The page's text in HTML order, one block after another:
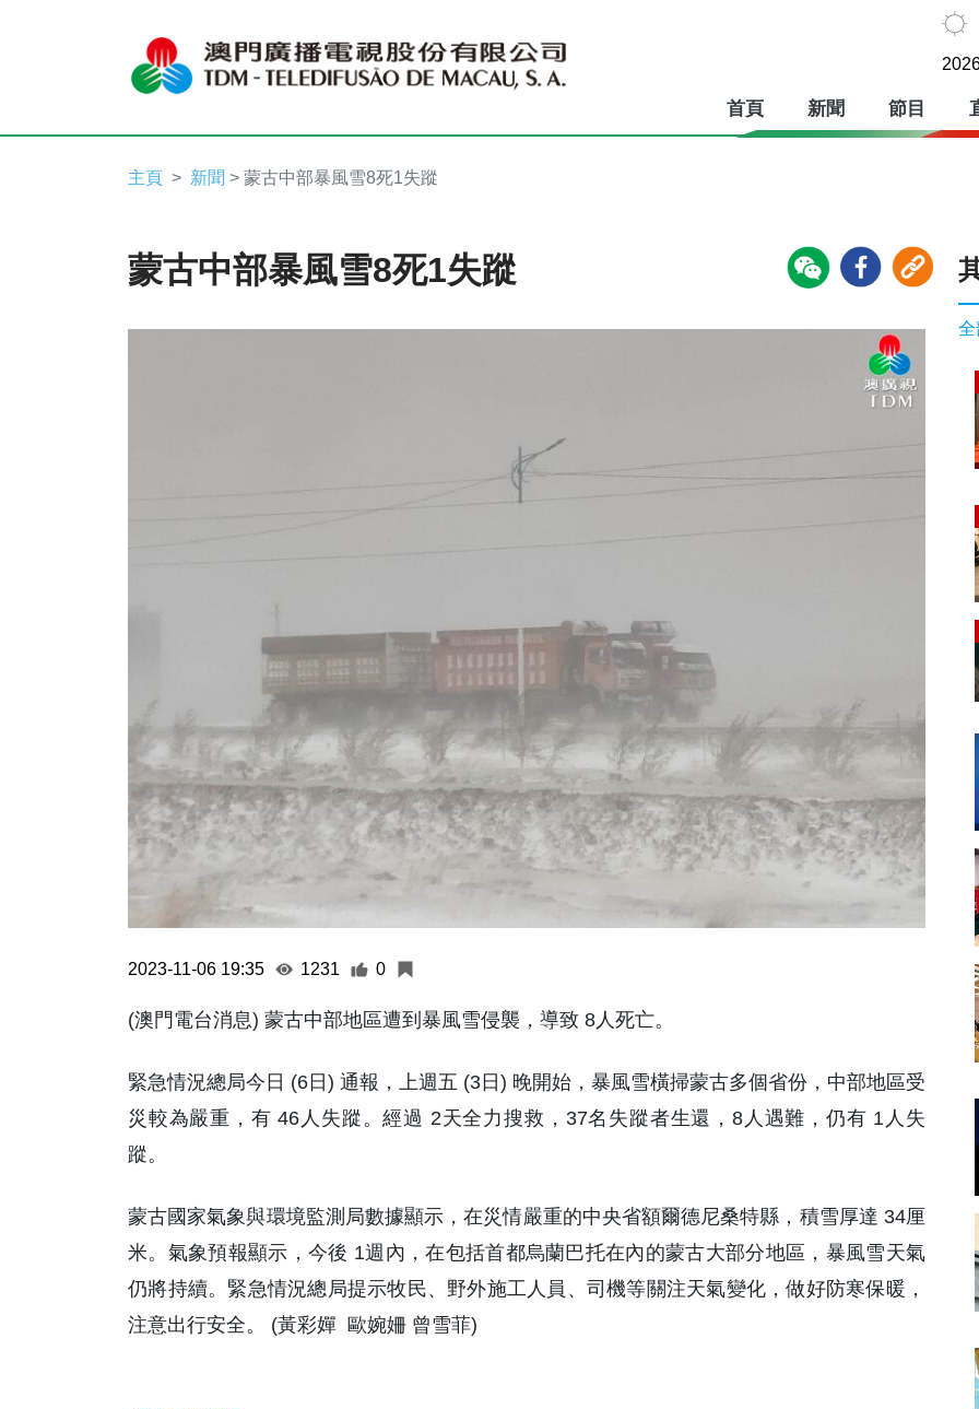
首頁 新聞 節目
主頁 新聞 > 蒙古中部暴風雪8死1失蹤
蒙古中部暴風雪8死1失蹤
2023-11-06 19:35 1231 0
(澳門電台消息) 蒙古中部地區遭到暴風雪侵襲，導致 8人死亡。
緊急情況總局今日 (6日) 通報，上週五 (3日) 晚開始，暴風雪橫掃蒙古多個省份，中部地區受
災較為嚴重，有 46人失蹤。經過 2天全力搜救，37名失蹤者生還，8人遇難，仍有 1人失
蹤。
蒙古國家氣象與環境監測局數據顯示，在災情嚴重的中央省額爾德尼桑特縣，積雪厚達 34厘
米。氣象預報顯示，今後 1週內，在包括首都烏蘭巴托在內的蒙古大部分地區，暴風雪天氣
仍將持續。緊急情況總局提示牧民、野外施工人員、司機等關注天氣變化，做好防寒保暖，
注意出行安全。 (黃彩嬋 歐婉姍 曾雪菲)
全